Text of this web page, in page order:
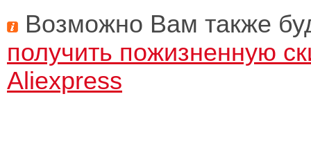
Возможно Вам также
получить пожизненную
Aliexpress